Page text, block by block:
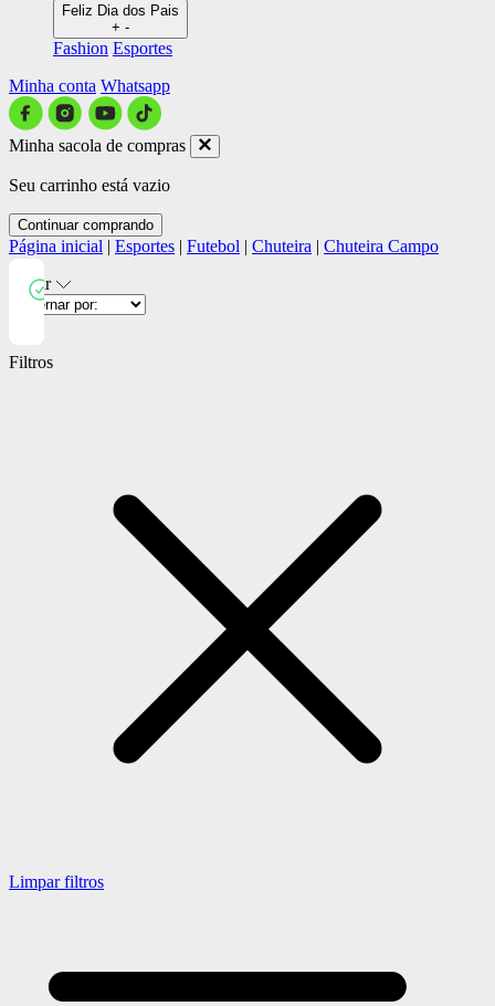
Feliz Dia dos Pais
+ -
Fashion Esportes
Minha conta Whatsapp
Minha sacola de compras
Seu carrinho está vazio
Continuar comprando
Página inicial | Esportes | Futebol | Chuteira | Chuteira Campo
Filtrar
Filtros
Limpar filtros